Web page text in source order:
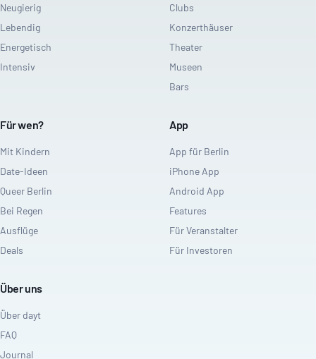
Neugierig
Lebendig
Energetisch
Intensiv
Clubs
Konzerthäuser
Theater
Museen
Bars
Für wen?
Mit Kindern
Date-Ideen
Queer Berlin
Bei Regen
Ausflüge
Deals
App
App für Berlin
iPhone App
Android App
Features
Für Veranstalter
Für Investoren
Über uns
Über dayt
FAQ
Journal